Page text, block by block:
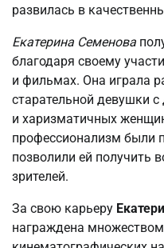
развилась в
Екатерина Семенова
благодаря своему
и фильмах. Она играла
старательной девушки
и харизматичных
профессионализм были
позволили ей получить
зрителей.
За свою карьеру
награждена